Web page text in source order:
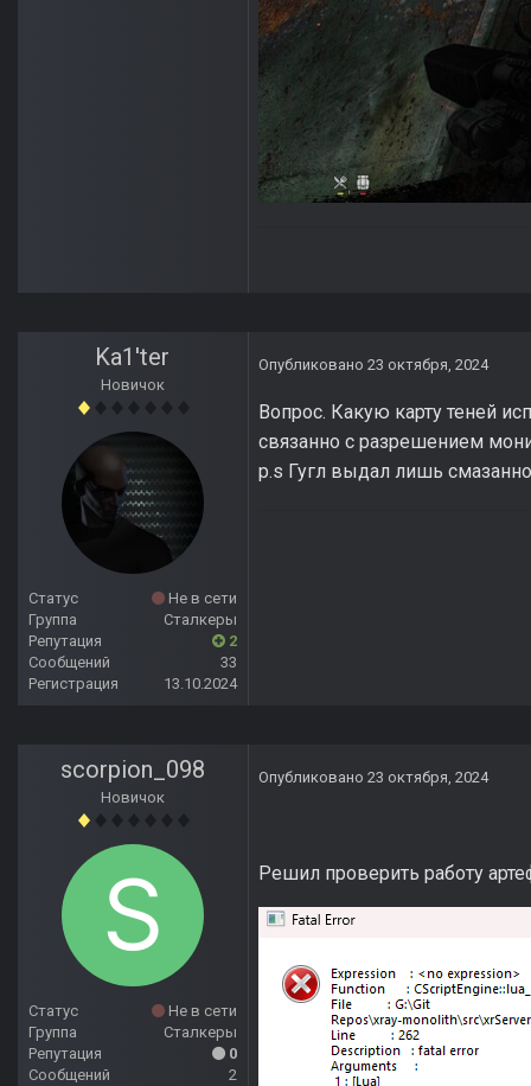
Ka1'ter
Новичок
Статус
Не в сети
Группа
Сталкеры
Репутация
2
Сообщений
33
Регистрация
13.10.2024
Опубликовано 23 октября, 2024
Вопрос. Какую карту теней
связанно с разрешением
p.s Гугл выдал лишь
scorpion_098
Новичок
Статус
Не в сети
Группа
Сталкеры
Репутация
0
Сообщений
2
Опубликовано 23 октября, 2024
Решил проверить работу